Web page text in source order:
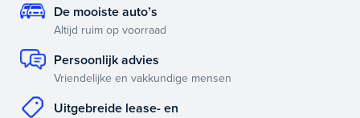
De mooiste auto’s
Altijd ruim op voorraad
Persoonlijk advies
Vriendelijke en vakkundige mensen
Uitgebreide lease- en